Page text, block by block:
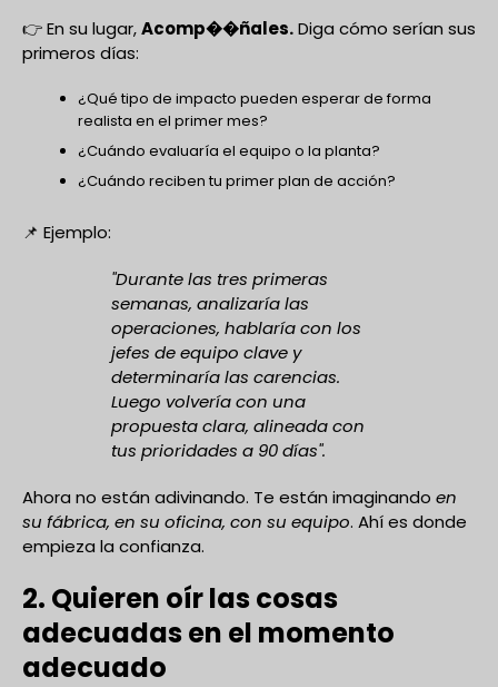
👉 En su lugar,Acomp��ñales.Diga cómo serían sus
primeros días:
¿Qué tipo de impacto pueden esperar de forma
realista en el primer mes?
¿Cuándo evaluaría el equipo o la planta?
¿Cuándo reciben tu primer plan de acción?
📌 Ejemplo:
"Durante las tres primeras
semanas, analizaría las
operaciones, hablaría con los
jefes de equipo clave y
determinaría las carencias.
Luego volvería con una
propuesta clara, alineada con
tus prioridades a 90 días".
Ahora no están adivinando. Te están imaginando en
su fábrica, en su oficina, con su equipo. Ahí es donde
empieza la confianza.
2. Quieren oír las cosas
adecuadas en el momento
adecuado